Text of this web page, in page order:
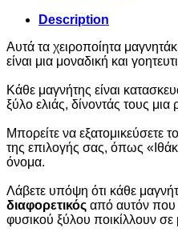
Description
Αυτά τα χειροποίητα
είναι μια μοναδική και
Κάθε μαγνήτης είναι
ξύλο ελιάς, δίνοντάς τους
Μπορείτε να εξατομικεύσετε
της επιλογής σας, όπως
όνομα.
Λάβετε υπόψη ότι κάθε
διαφορετικός από αυτόν που
φυσικού ξύλου ποικίλλουν σε